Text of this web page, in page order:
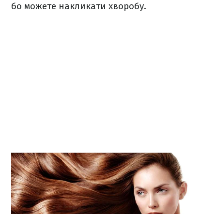
бо можете накликати хворобу.